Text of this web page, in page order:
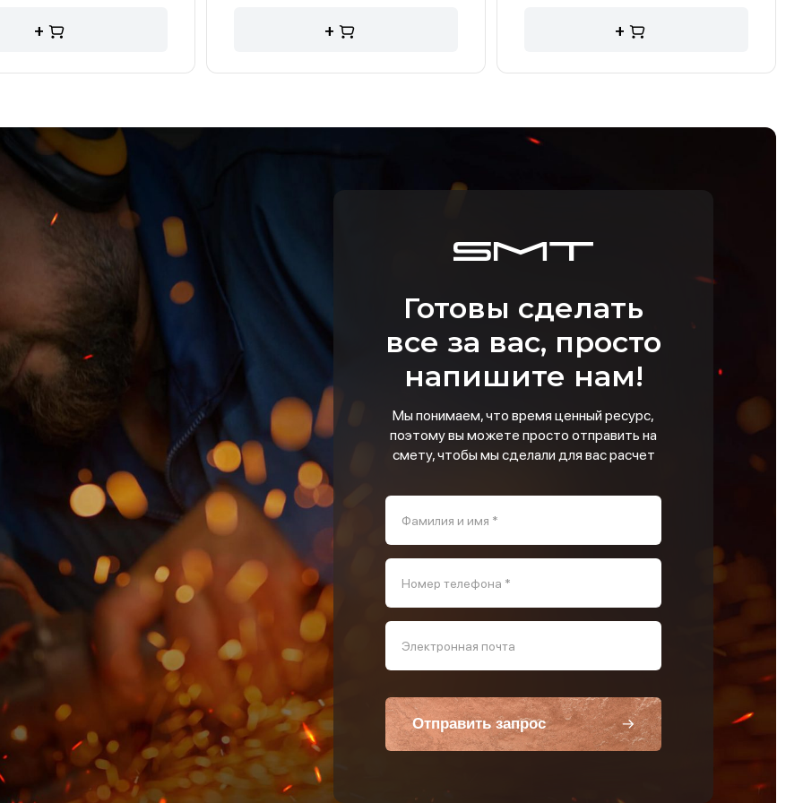
+ + +
Готовы сделать
все за вас, просто
напишите нам!
Мы понимаем, что время ценный ресурс,
поэтому вы можете просто отправить на
смету, чтобы мы сделали для вас расчет
Фамилия и имя *
Номер телефона *
Электронная почта
Отправить запрос